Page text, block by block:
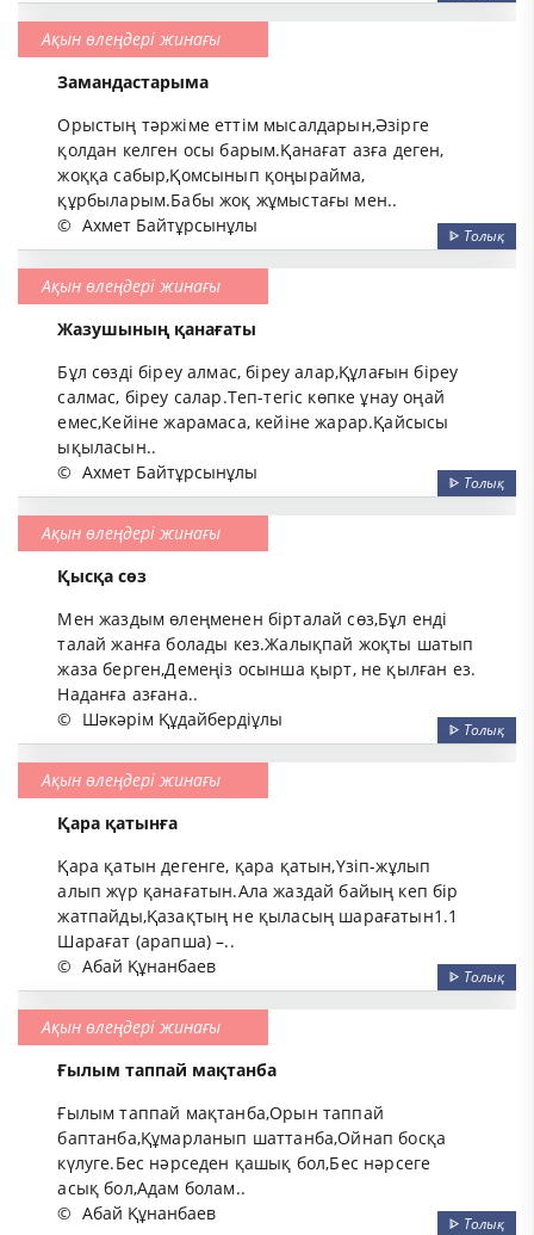
Ақын өлеңдері жинағы
Замандастарыма
Орыстың тәржіме еттім мысалдарын,Әзірге
қолдан келген осы барым.Қанағат азға деген,
жоққа сабыр,Қомсынып қоңырайма,
құрбыларым.Бабы жоқ жұмыстағы мен..
© Ахмет Байтұрсынұлы ᐈ Толық
Ақын өлеңдері жинағы
Жазушының қанағаты
Бұл сөзді біреу алмас, біреу алар,Құлағын біреу
салмас, біреу салар.Теп-тегіс көпке ұнау оңай
емес,Кейіне жарамаса, кейіне жарар.Қайсысы
ықыласын..
© Ахмет Байтұрсынұлы ᐈ Толық
Ақын өлеңдері жинағы
Қысқа сөз
Мен жаздым өлеңменен бiрталай сөз,Бұл ендi
талай жанға болады кез.Жалықпай жоқты шатып
жаза берген,Демеңiз осынша қырт, не қылған ез.
Наданға азғана..
© Шәкәрім Құдайбердіұлы ᐈ Толық
Ақын өлеңдері жинағы
Қара қатынға
Қара қатын дегенге, қара қатын,Үзіп-жұлып
алып жүр қанағатын.Ала жаздай байың кеп бір
жатпайды,Қазақтың не қыласың шарағатын1.1
Шарағат (арапша) –..
© Абай Құнанбаев ᐈ Толық
Ақын өлеңдері жинағы
Ғылым таппай мақтанба
Ғылым таппай мақтанба,Орын таппай
баптанба,Құмарланып шаттанба,Ойнап босқа
күлуге.Бес нәрседен қашық бол,Бес нәрсеге
асық бол,Адам болам..
© Абай Құнанбаев ᐈ Толық